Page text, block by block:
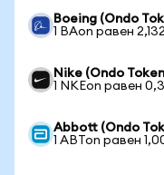
Boeing (Ondo
1 BAon равен
Nike (Ondo
1 NKEon равен
Abbott (Ondo
1 ABTon равен